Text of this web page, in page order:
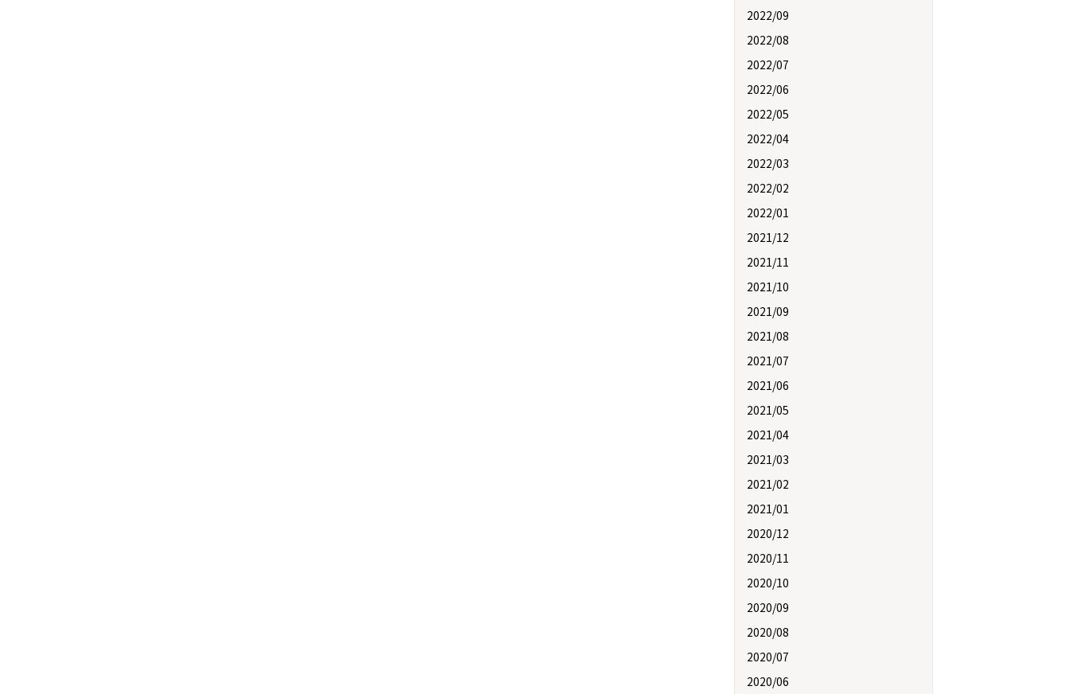
2022/09
2022/08
2022/07
2022/06
2022/05
2022/04
2022/03
2022/02
2022/01
2021/12
2021/11
2021/10
2021/09
2021/08
2021/07
2021/06
2021/05
2021/04
2021/03
2021/02
2021/01
2020/12
2020/11
2020/10
2020/09
2020/08
2020/07
2020/06